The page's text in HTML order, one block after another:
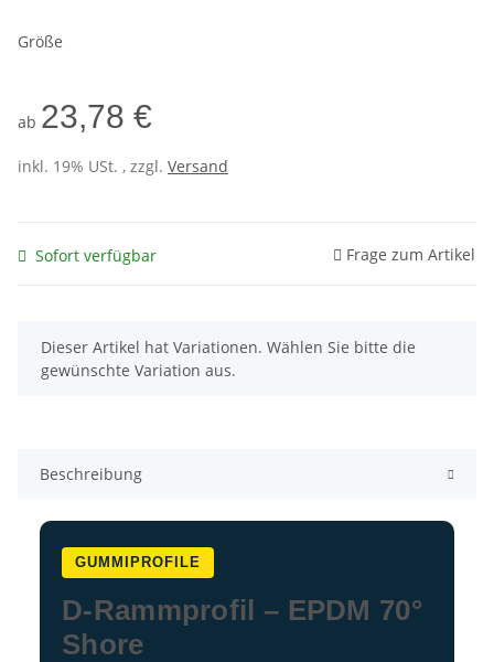
Größe
ab 23,78 €
inkl. 19% USt. , zzgl. Versand
Sofort verfügbar Frage zum Artikel
x
Dieser Artikel hat Variationen. Wählen Sie bitte die
gewünschte Variation aus.
Beschreibung
GUMMIPROFILE
D-Rammprofil – EPDM 70°
Shore